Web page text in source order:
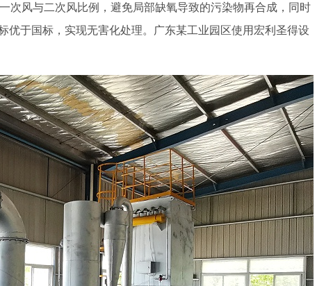
次风与二次风比例，避免局部缺氧导致的污染物再合成，同时
优于国标，实现无害化处理。广东某工业园区使用宏利圣得设